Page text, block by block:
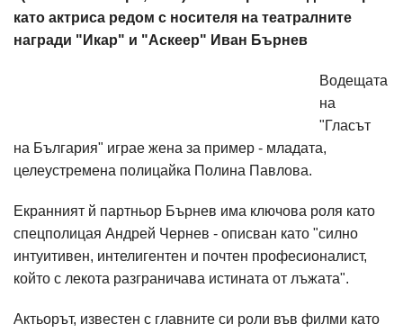
като актриса редом с носителя на театралните
награди "Икар" и "Аскеер" Иван Бърнев
Водещата
на
"Гласът
на България" играе жена за пример - младата,
целеустремена полицайка Полина Павлова.
Екранният й партньор Бърнев има ключова роля като
спецполицая Андрей Чернев - описван като "силно
интуитивен, интелигентен и почтен професионалист,
който с лекота разграничава истината от лъжата".
Актьорът, известен с главните си роли във филми като